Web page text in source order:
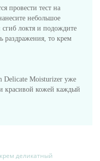
провести тест на
небольшое
сгиб локтя и подождите
раздражения, то крем
Delicate Moisturizer уже
красивой кожей каждый
крем деликатный